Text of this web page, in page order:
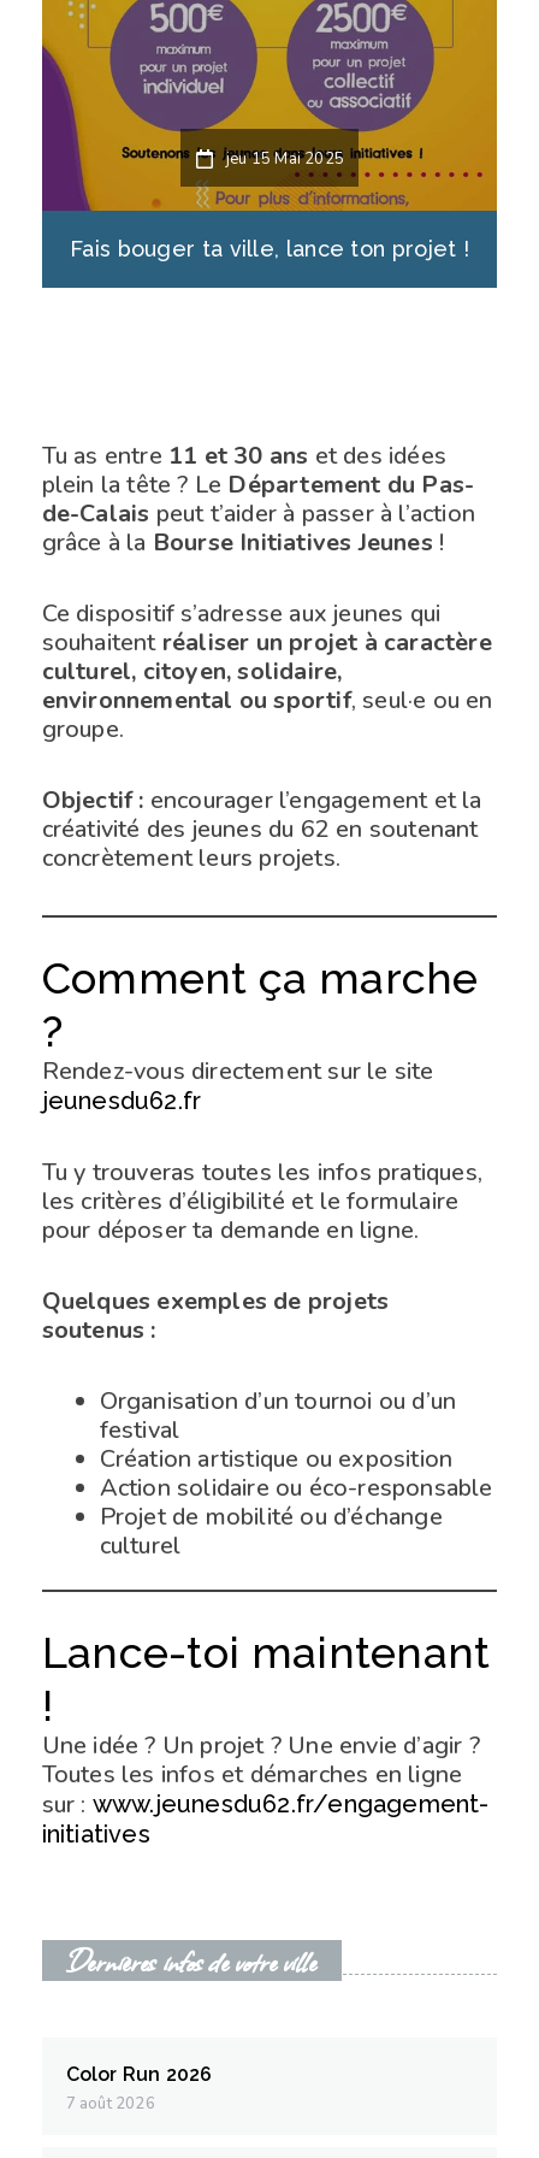
jeu 15 Mai 2025
Fais bouger ta ville, lance ton projet !
Tu as entre 11 et 30 ans et des idées
plein la tête ? Le Département du Pas-
de-Calais peut t’aider à passer à l’action
grâce à la Bourse Initiatives Jeunes !
Ce dispositif s’adresse aux jeunes qui
souhaitent réaliser un projet à caractère
culturel, citoyen, solidaire,
environnemental ou sportif, seul·e ou en
groupe.
Objectif : encourager l’engagement et la
créativité des jeunes du 62 en soutenant
concrètement leurs projets.
Comment ça marche
?
Rendez-vous directement sur le site
jeunesdu62.fr
Tu y trouveras toutes les infos pratiques,
les critères d’éligibilité et le formulaire
pour déposer ta demande en ligne.
Quelques exemples de projets
soutenus :
Organisation d’un tournoi ou d’un
festival
Création artistique ou exposition
Action solidaire ou éco-responsable
Projet de mobilité ou d’échange
culturel
Lance-toi maintenant
!
Une idée ? Un projet ? Une envie d’agir ?
Toutes les infos et démarches en ligne
sur : www.jeunesdu62.fr/engagement-
initiatives
Dernières infos de votre ville
Color Run 2026
7 août 2026